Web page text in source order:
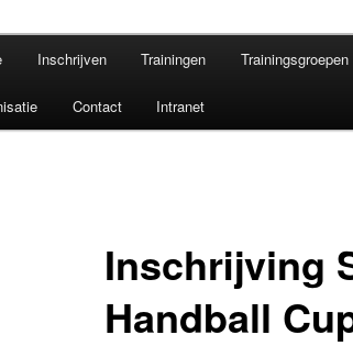
Brabant
Inschrijven Trainingen Trainingsgroepen
Contact Intranet
Inschrijving
Handball